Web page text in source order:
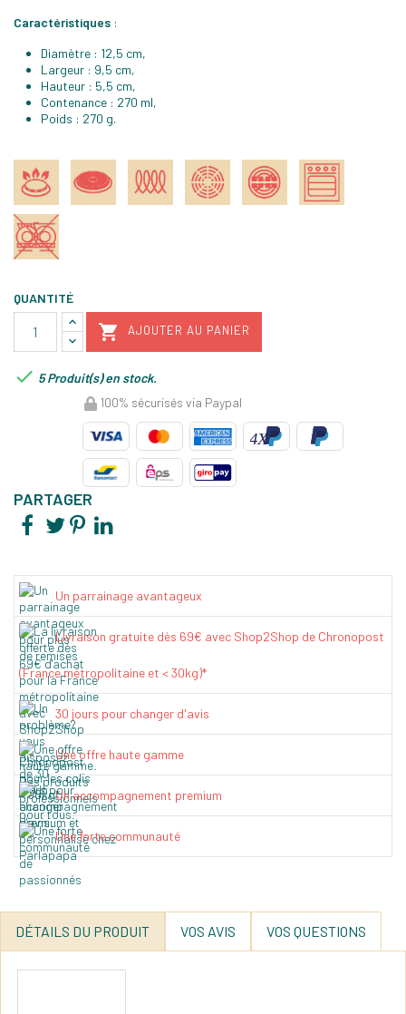
Caractéristiques :
Diamètre : 12,5 cm,
Largeur : 9,5 cm,
Hauteur : 5,5 cm,
Contenance : 270 ml,
Poids : 270 g.
QUANTITÉ
 AJOUTER AU PANIER
 5 Produit(s) en stock.
100% sécurisés via Paypal
PARTAGER
Un parrainage avantageux
Livraison gratuite dès 69€ avec Shop2Shop de Chronopost
(France métropolitaine et < 30kg)*
30 jours pour changer d'avis
Une offre haute gamme
Un accompagnement premium
Une forte communauté
DÉTAILS DU PRODUIT VOS AVIS VOS QUESTIONS